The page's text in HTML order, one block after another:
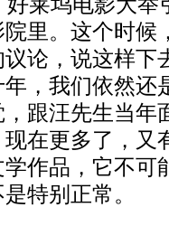
里。这个时候
论，说这样下
，我们依然还
跟汪先生当年
在更多了，又
作品，它不可
特别正常。